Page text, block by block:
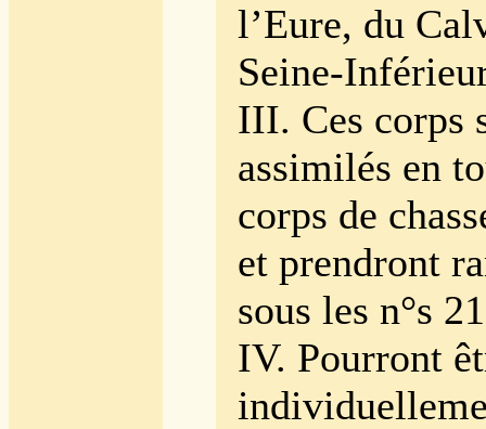
l’Eure, du
Seine-
III. Ces corps
assimilés en
corps de
et prendront
sous les n°s
IV. Pourront